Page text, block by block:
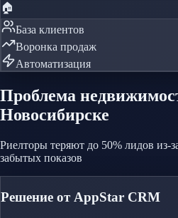
🏠
База клиентов
Воронка продаж
Автоматизация
Проблема
Новосибирске
Риелторы теряют до 50% лидов из-
забытых показов
Решение от AppStar CRM